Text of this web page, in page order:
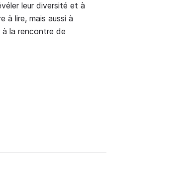
leur diversité et à
à lire, mais aussi à
à la rencontre de